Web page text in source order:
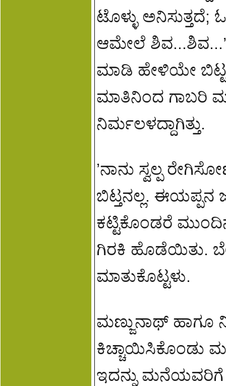
ಟೊಳ್ಳು
ಆಮೇಲೆ
ಮಾಡಿ ಹೇಳಿಯೇ
ಮಾತಿನಿಂದ ಗಾಬರಿ
ನಿರ್ಮಲಳದ್ದಾಗಿತ್ತು.
’ನಾನು ಸ್ವಲ್ಪ
ಬಿಟ್ತನಲ್ಲ. ಈಯಪ್ಪನ
ಕಟ್ಟಿಕೊಂಡರೆ
ಗಿರಕಿ ಹೊಡೆಯಿತು.
ಮಾತುಕೊಟ್ಟಳು.
ಮಣ್ಜುನಾಥ್ ಹಾಗೂ
ಕಿಚ್ಚಾಯಿಸಿಕೊಂಡು
ಇದನ್ನು ಮನೆಯವರಿಗೆ